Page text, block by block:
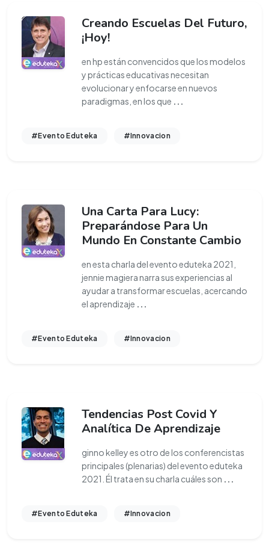
Creando Escuelas Del Futuro,
¡Hoy!
en hp están convencidos que los modelos
y prácticas educativas necesitan
evolucionar y enfocarse en nuevos
paradigmas, en los que ...
#Evento Eduteka #Innovacion
Una Carta Para Lucy:
Preparándose Para Un
Mundo En Constante Cambio
en esta charla del evento eduteka 2021,
jennie magiera narra sus experiencias al
ayudar a transformar escuelas, acercando
el aprendizaje ...
#Evento Eduteka #Innovacion
Tendencias Post Covid Y
Analítica De Aprendizaje
ginno kelley es otro de los conferencistas
principales (plenarias) del evento eduteka
2021. Él trata en su charla cuáles son ...
#Evento Eduteka #Innovacion